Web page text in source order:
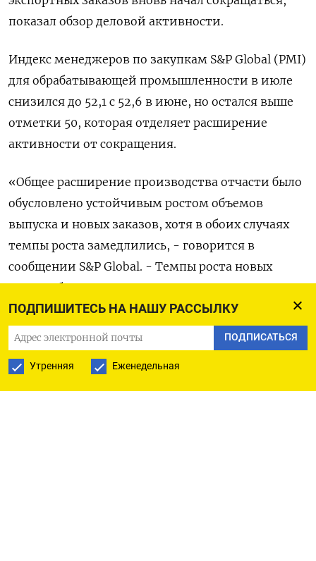
ПОДПИШИТЕСЬ НА НАШУ РАССЫЛКУ
ПОДПИСАТЬСЯ
Утренняя Еженедельная
показал обзор деловой активности.
Индекс менеджеров по закупкам S&P Global (PMI)
для обрабатывающей промышленности в июле
снизился до 52,1 с 52,6 в июне, но остался выше
отметки 50, которая отделяет расширение
активности от сокращения.
«Общее расширение производства отчасти было
обусловлено устойчивым ростом объемов
выпуска и новых заказов, хотя в обоих случаях
темпы роста замедлились, - говорится в
сообщении S&P Global. - Темпы роста новых
продаж были самыми низкими в 2023 году,
поскольку новые экспортные заказы вернулись к
сокращению».
Рост сектора в значительной степени обусловлен
внутренним спросом. Новые экспортные заказы